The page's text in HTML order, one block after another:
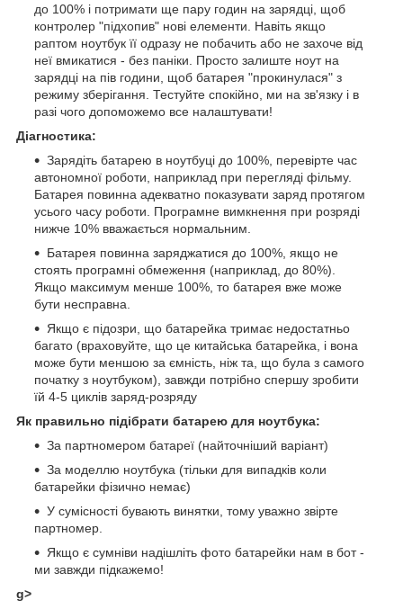
до 100% і потримати ще пару годин на зарядці, щоб
контролер "підхопив" нові елементи. Навіть якщо
раптом ноутбук її одразу не побачить або не захоче від
неї вмикатися - без паніки. Просто залиште ноут на
зарядці на пів години, щоб батарея "прокинулася" з
режиму зберігання. Тестуйте спокійно, ми на зв'язку і в
разі чого допоможемо все налаштувати!
Діагностика:
Зарядіть батарею в ноутбуці до 100%, перевірте час
автономної роботи, наприклад при перегляді фільму.
Батарея повинна адекватно показувати заряд протягом
усього часу роботи. Програмне вимкнення при розряді
нижче 10% вважається нормальним.
Батарея повинна заряджатися до 100%, якщо не
стоять програмні обмеження (наприклад, до 80%).
Якщо максимум менше 100%, то батарея вже може
бути несправна.
Якщо є підозри, що батарейка тримає недостатньо
багато (враховуйте, що це китайська батарейка, і вона
може бути меншою за ємність, ніж та, що була з самого
початку з ноутбуком), завжди потрібно спершу зробити
їй 4-5 циклів заряд-розряду
Як правильно підібрати батарею для ноутбука:
За партномером батареї (найточніший варіант)
За моделлю ноутбука (тільки для випадків коли
батарейки фізично немає)
У сумісності бувають винятки, тому уважно звірте
партномер.
Якщо є сумніви надішліть фото батарейки нам в бот -
ми завжди підкажемо!
g>